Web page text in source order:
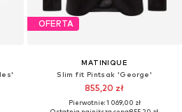
OFERTA
MATINIQUE
Slim fit Pintsak 'George'
855,20 zł
Pierwotnie: 1 069,00 zł